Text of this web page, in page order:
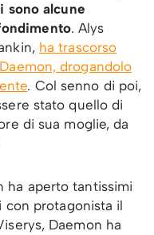
sono alcune
. Alys
ha trascorso
drogandolo
. Col senno di poi,
stato quello di
di sua moglie, da
ha aperto tantissimi
con protagonista il
Daemon ha